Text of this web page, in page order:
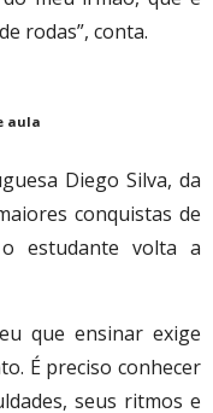
rodas”, conta.
aula
Diego Silva, da
conquistas de
estudante volta a
que ensinar exige
É preciso conhecer
seus ritmos e